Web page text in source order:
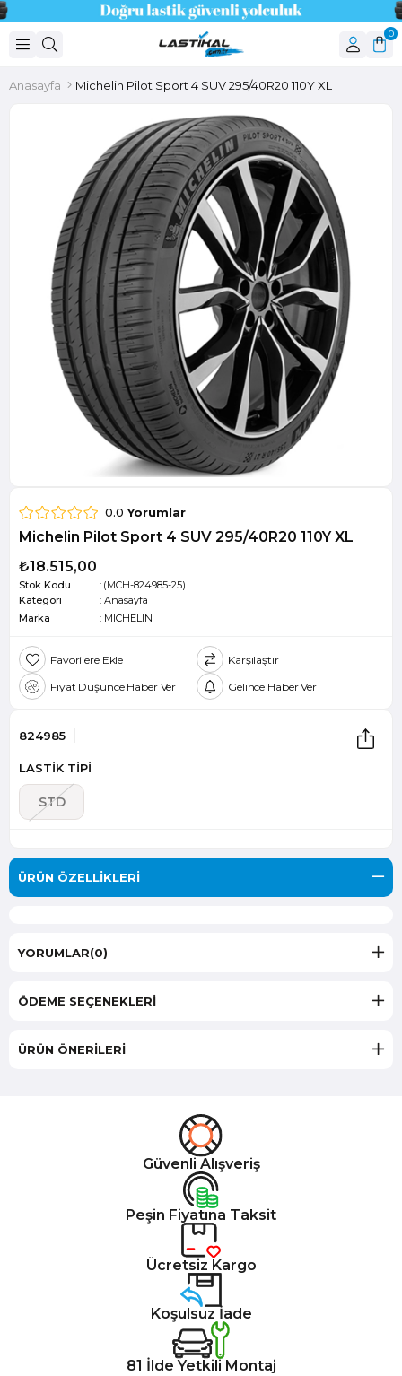
0
Anasayfa Michelin Pilot Sport 4 SUV 295/40R20 110Y XL
0.0 Yorumlar
Michelin Pilot Sport 4 SUV 295/40R20 110Y XL
₺18.515,00
Stok Kodu
(MCH-824985-25)
Kategori
: Anasayfa
Marka
: MICHELIN
Favorilere Ekle
Karşılaştır
Fiyat Düşünce Haber Ver
Gelince Haber Ver
824985
LASTİK TİPİ
STD
ÜRÜN ÖZELLIKLERI
YORUMLAR(0)
ÖDEME SEÇENEKLERI
ÜRÜN ÖNERILERI
Güvenli Alışveriş
Peşin Fiyatına Taksit
Ücretsiz Kargo
Koşulsuz İade
81 İlde Yetkili Montaj